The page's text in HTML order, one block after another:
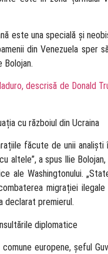
este una specială și
din Venezuela
Bolojan.
descrisă de Donald
cu războiul din Ucraina
făcute de unii
altele”, a spus Ilie
ale Washingtonului.
migrației
declarat premierul.
diplomatice
europene, șeful